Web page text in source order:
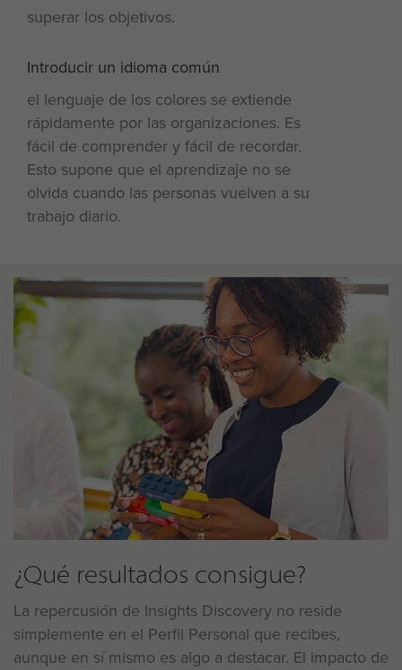
superar los objetivos.
4
Introducir un idioma común
el lenguaje de los colores se extiende
rápidamente por las organizaciones. Es
fácil de comprender y fácil de recordar.
Esto supone que el aprendizaje no se
olvida cuando las personas vuelven a su
trabajo diario.
¿Qué resultados consigue?
La repercusión de Insights Discovery no reside
simplemente en el Perfil Personal que recibes,
aunque en sí mismo es algo a destacar. El impacto de